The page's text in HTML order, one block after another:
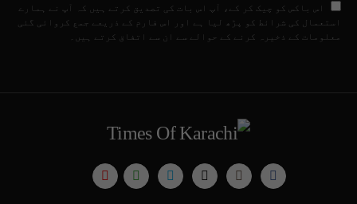
اس باکس کو چیک کر کے، آپ اس بات کی تصدیق کرتے ہیں کہ آپ نے ہمارے
استعمال کی شرائط کو پڑھ لیا ہے اور اس فارم کے ذریعے جمع کروائی گئی
معلومات کے ذخیرہ کرنے کے حوالے سے ان سے اتفاق کرتے ہیں۔